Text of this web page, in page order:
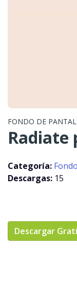
FONDO DE
Categoría:
Descargas: 15
Descargar